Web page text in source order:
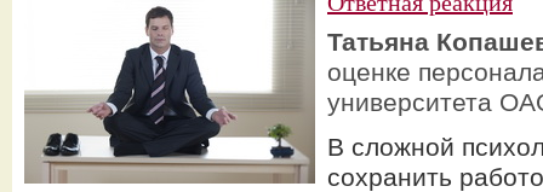
Татьяна
оценке
университета
В сложной
сохранить